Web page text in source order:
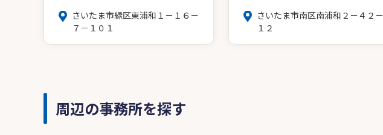
さいたま市緑区東浦和１－１６－
７－１０１
さいたま市南区南浦和２－４２－
１２
周辺の事務所を探す